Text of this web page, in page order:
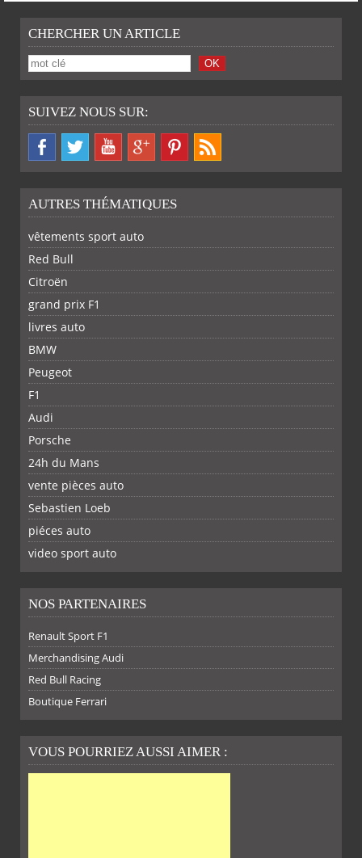
SUR SUR SUR SUR
CHERCHER UN ARTICLE
SUIVEZ NOUS SUR:
FACEBOOKTWITTER
AUTRES THÉMATIQUES
vêtements sport auto
Red Bull
Citroën
grand prix F1
livres auto
BMW
Peugeot
F1
Audi
Porsche
24h du Mans
vente pièces auto
Sebastien Loeb
piéces auto
video sport auto
NOS PARTENAIRES
Renault Sport F1
Merchandising Audi
Red Bull Racing
Boutique Ferrari
VOUS POURRIEZ AUSSI AIMER :